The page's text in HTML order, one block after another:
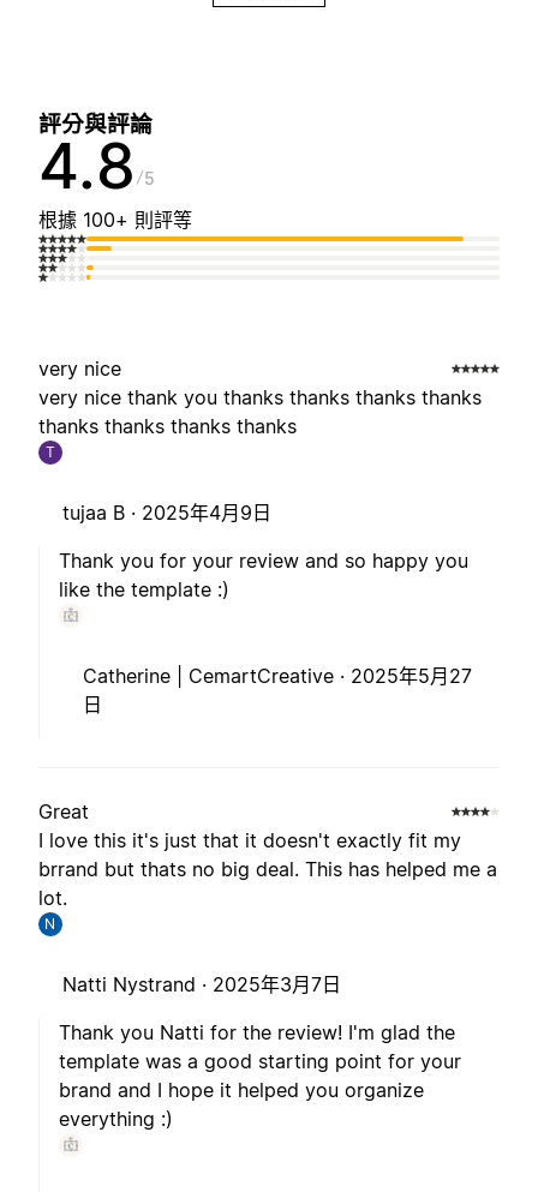
評分與評論
4.8 5
根據 100+ 則評等
very nice
very nice thank you thanks thanks thanks thanks
thanks thanks thanks thanks
T
tujaa B · 2025年4月9日
Thank you for your review and so happy you
like the template :)
Catherine | CemartCreative · 2025年5月27
日
Great
I love this it's just that it doesn't exactly fit my
brrand but thats no big deal. This has helped me a
lot.
N
Natti Nystrand · 2025年3月7日
Thank you Natti for the review! I'm glad the
template was a good starting point for your
brand and I hope it helped you organize
everything :)